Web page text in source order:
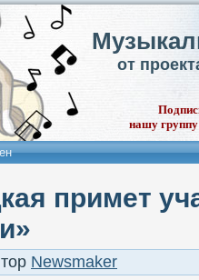
от
нашу
примет
Newsmaker